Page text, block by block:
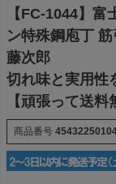
【FC-1044】
ン特殊鋼庖丁
藤次郎
切れ味と実用
【頑張って送料
商品番号